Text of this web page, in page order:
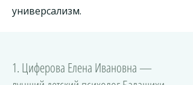
универсализм.
1. Циферова Елена Ивановна —